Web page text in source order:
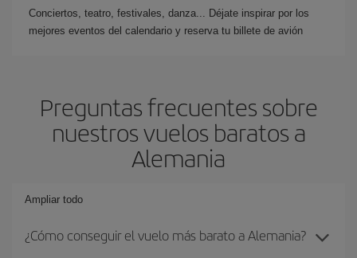
Conciertos, teatro, festivales, danza... Déjate inspirar por los
mejores eventos del calendario y reserva tu billete de avión
Preguntas frecuentes sobre
nuestros vuelos baratos a
Alemania
Ampliar todo
¿Cómo conseguir el vuelo más barato a Alemania?